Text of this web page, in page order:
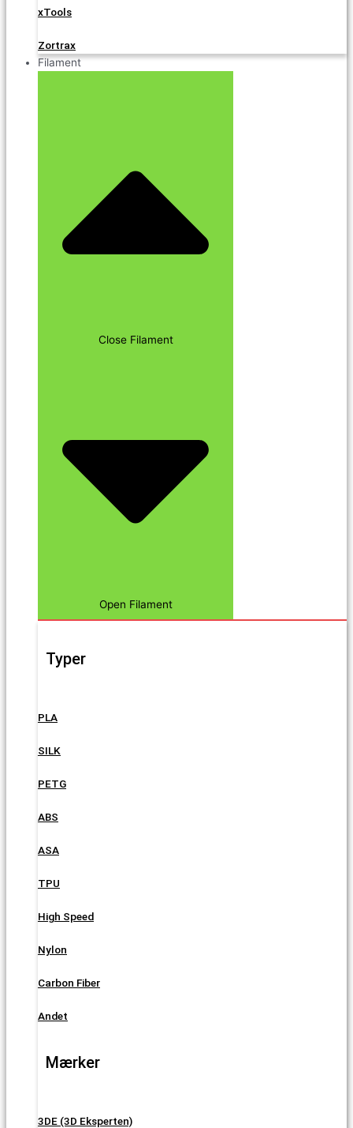
xTools
Zortrax
Filament
Close Filament
Open Filament
Typer
PLA
SILK
PETG
ABS
ASA
TPU
High Speed
Nylon
Carbon Fiber
Andet
Mærker
3DE (3D Eksperten)